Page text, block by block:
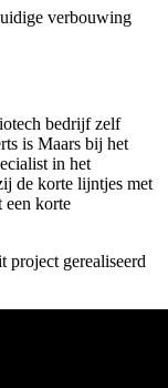
verbouwing
bedrijf zelf
is Maars bij het
in het
de korte lijntjes met
een korte
project gerealiseerd